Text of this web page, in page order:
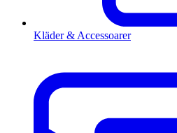
Kläder & Accessoarer